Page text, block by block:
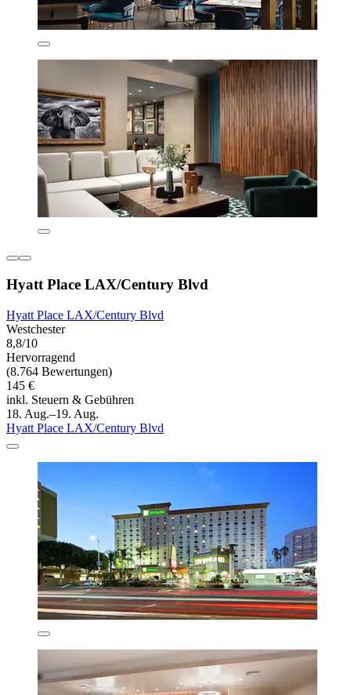
Hyatt Place LAX/Century Blvd
Hyatt Place LAX/Century Blvd
Westchester
8,8/10
Hervorragend
(8.764 Bewertungen)
145 €
inkl. Steuern & Gebühren
18. Aug.–19. Aug.
Hyatt Place LAX/Century Blvd